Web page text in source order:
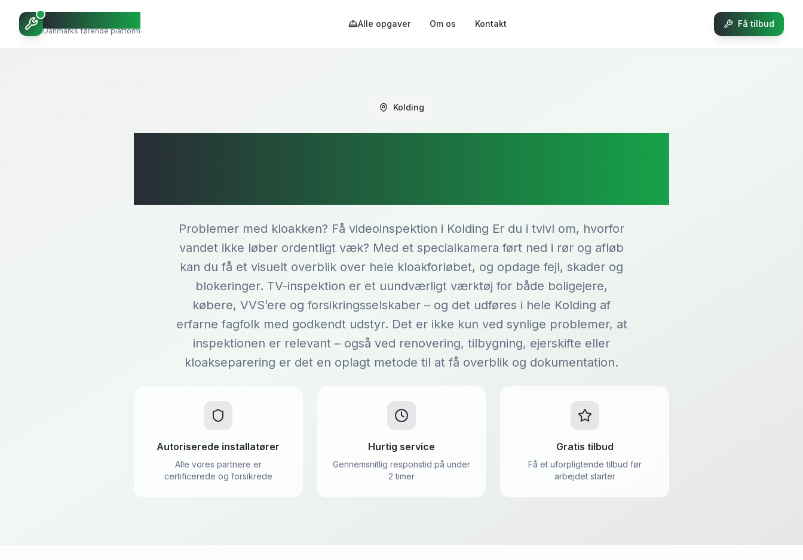
Octoopen VVS
Danmarks førende platform
Alle opgaver Om os Kontakt Få tilbud
Kolding
Problemer med kloakken? Få videoinspektion i Kolding Er du i tvivl om, hvorfor
vandet ikke løber ordentligt væk? Med et specialkamera ført ned i rør og afløb
kan du få et visuelt overblik over hele kloakforløbet, og opdage fejl, skader og
blokeringer. TV-inspektion er et uundværligt værktøj for både boligejere,
købere, VVS’ere og forsikringsselskaber – og det udføres i hele Kolding af
erfarne fagfolk med godkendt udstyr. Det er ikke kun ved synlige problemer, at
inspektionen er relevant – også ved renovering, tilbygning, ejerskifte eller
kloakseparering er det en oplagt metode til at få overblik og dokumentation.
Autoriserede installatører
Alle vores partnere er
certificerede og forsikrede
Hurtig service
Gennemsnitlig responstid på under
2 timer
Gratis tilbud
Få et uforpligtende tilbud før
arbejdet starter